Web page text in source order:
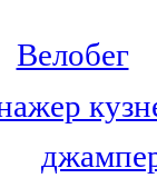
Велобег